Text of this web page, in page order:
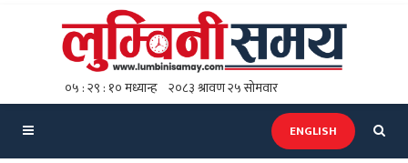
ENGLISH